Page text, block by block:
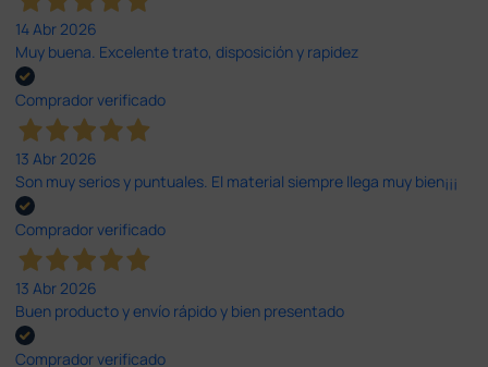
14 Abr 2026
Muy buena. Excelente trato, disposición y rapidez
Comprador verificado
13 Abr 2026
Son muy serios y puntuales. El material siempre llega muy bien¡¡¡
Comprador verificado
13 Abr 2026
Buen producto y envío rápido y bien presentado
Comprador verificado